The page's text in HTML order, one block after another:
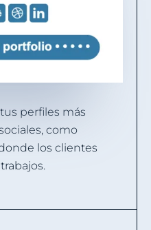
perfiles más
como
los clientes